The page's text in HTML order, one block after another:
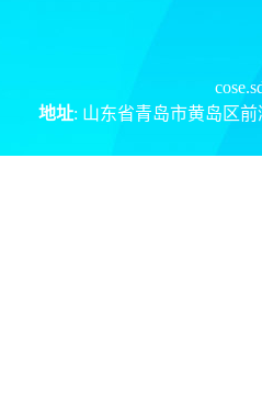
地址: 山东省青岛市黄岛区前